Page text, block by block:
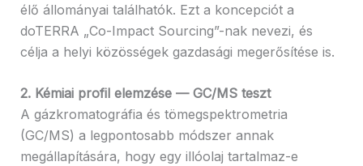
élő állományai találhatók. Ezt a koncepciót a
doTERRA „Co-Impact Sourcing”-nak nevezi, és
célja a helyi közösségek gazdasági megerősítése is.
2. Kémiai profil elemzése — GC/MS teszt
A gázkromatográfia és tömegspektrometria
(GC/MS) a legpontosabb módszer annak
megállapítására, hogy egy illóolaj tartalmaz-e